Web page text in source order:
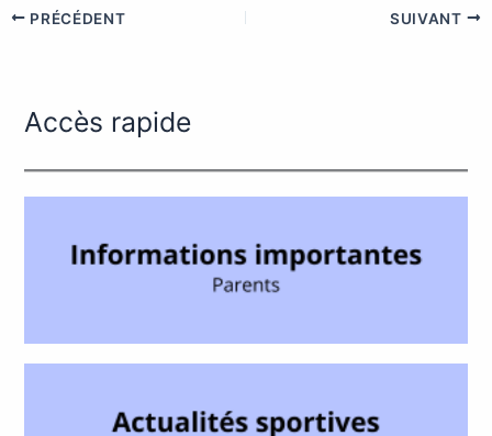
PRÉCÉDENT SUIVANT
Accès rapide